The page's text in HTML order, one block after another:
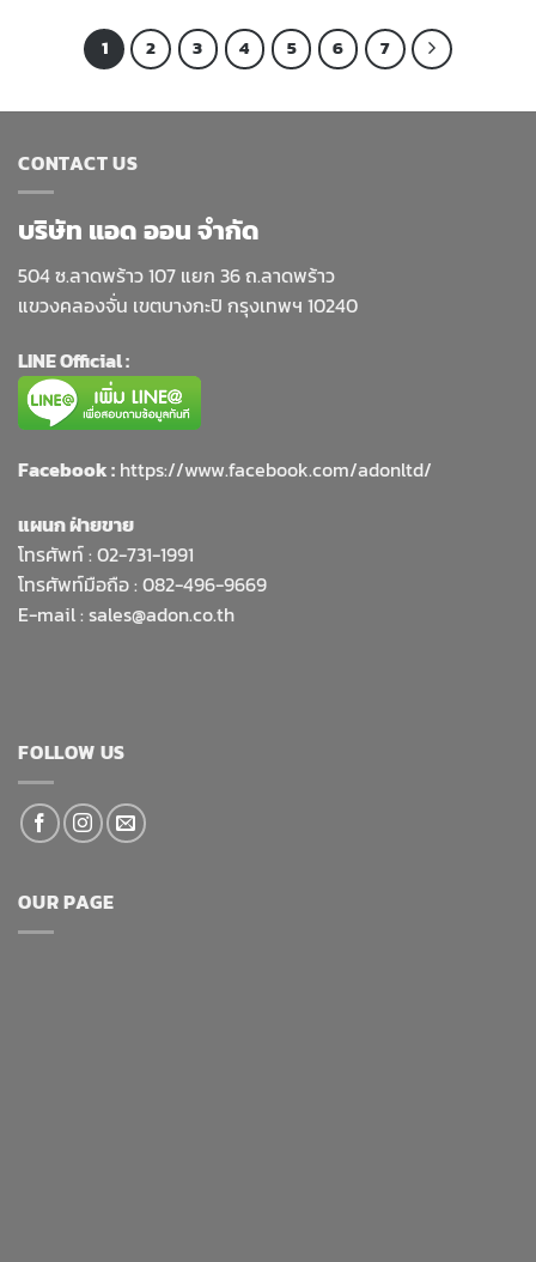
฿73,700.00
1 2 3 4 5 6 7
CONTACT US
บริษัท แอด ออน จำกัด
504 ซ.ลาดพร้าว 107 แยก 36 ถ.ลาดพร้าว
แขวงคลองจั่น เขตบางกะปิ กรุงเทพฯ 10240
LINE Official :
Facebook : https://www.facebook.com/adonltd/
แผนก ฝ่ายขาย
โทรศัพท์ : 02-731-1991
โทรศัพท์มือถือ : 082-496-9669
E-mail : sales@adon.co.th
FOLLOW US
OUR PAGE